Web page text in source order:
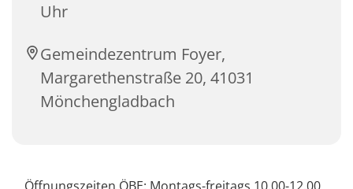
Uhr
Gemeindezentrum Foyer,
Margarethenstraße 20, 41031
Mönchengladbach